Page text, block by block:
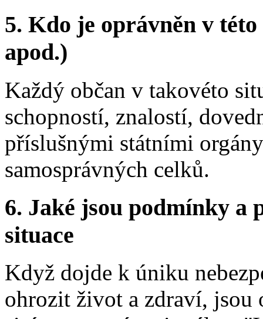
5. Kdo je oprávněn v
apod.)
Každý občan v takovéto
schopností, znalostí,
příslušnými státními
samosprávných celků.
6. Jaké jsou podmínky a
situace
Když dojde k úniku
ohrozit život a zdraví, jsou